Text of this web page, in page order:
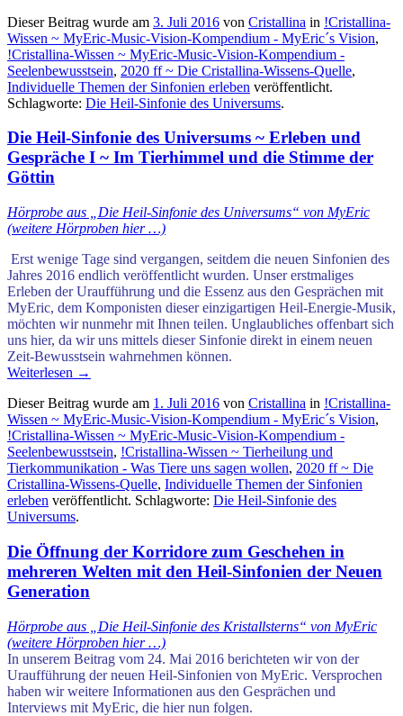
Dieser Beitrag wurde am 3. Juli 2016 von Cristallina in !Cristallina-
Wissen ~ MyEric-Music-Vision-Kompendium - MyEric´s Vision,
!Cristallina-Wissen ~ MyEric-Music-Vision-Kompendium -
Seelenbewusstsein, 2020 ff ~ Die Cristallina-Wissens-Quelle,
Individuelle Themen der Sinfonien erleben veröffentlicht.
Schlagworte: Die Heil-Sinfonie des Universums.
Die Heil-Sinfonie des Universums ~ Erleben und
Gespräche I ~ Im Tierhimmel und die Stimme der
Göttin
Hörprobe aus „Die Heil-Sinfonie des Universums“ von MyEric
(weitere Hörproben hier …)
Erst wenige Tage sind vergangen, seitdem die neuen Sinfonien des
Jahres 2016 endlich veröffentlicht wurden. Unser erstmaliges
Erleben der Uraufführung und die Essenz aus den Gesprächen mit
MyEric, dem Komponisten dieser einzigartigen Heil-Energie-Musik,
möchten wir nunmehr mit Ihnen teilen. Unglaubliches offenbart sich
uns hier, da wir uns mittels dieser Sinfonie direkt in einem neuen
Zeit-Bewusstsein wahrnehmen können.
Weiterlesen →
Dieser Beitrag wurde am 1. Juli 2016 von Cristallina in !Cristallina-
Wissen ~ MyEric-Music-Vision-Kompendium - MyEric´s Vision,
!Cristallina-Wissen ~ MyEric-Music-Vision-Kompendium -
Seelenbewusstsein, !Cristallina-Wissen ~ Tierheilung und
Tierkommunikation - Was Tiere uns sagen wollen, 2020 ff ~ Die
Cristallina-Wissens-Quelle, Individuelle Themen der Sinfonien
erleben veröffentlicht. Schlagworte: Die Heil-Sinfonie des
Universums.
Die Öffnung der Korridore zum Geschehen in
mehreren Welten mit den Heil-Sinfonien der Neuen
Generation
Hörprobe aus „Die Heil-Sinfonie des Kristallsterns“ von MyEric
(weitere Hörproben hier …)
In unserem Beitrag vom 24. Mai 2016 berichteten wir von der
Uraufführung der neuen Heil-Sinfonien von MyEric. Versprochen
haben wir weitere Informationen aus den Gesprächen und
Interviews mit MyEric, die hier nun folgen.